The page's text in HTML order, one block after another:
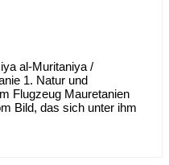
al-Muritaniya /
1. Natur und
Flugzeug Mauretanien
Bild, das sich unter ihm